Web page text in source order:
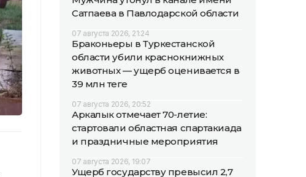
Сатпаева в Павлодарской области
07 августа 2026, 21:24
Браконьеры в Туркестанской
области убили краснокнижных
животных — ущерб оценивается в
39 млн теңге
07 августа 2026, 20:52
Аркалык отмечает 70-летие:
стартовали областная спартакиада
и праздничные мероприятия
07 августа 2026, 19:07
Ущерб государству превысил 2,7